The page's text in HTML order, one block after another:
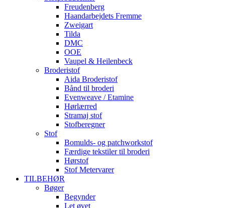
Freudenberg
Haandarbejdets Fremme
Zweigart
Tilda
DMC
OOE
Vaupel & Heilenbeck
Broderistof
Aida Broderistof
Bånd til broderi
Evenweave / Etamine
Hørlærred
Stramaj stof
Stofberegner
Stof
Bomulds- og patchworkstof
Færdige tekstiler til broderi
Hørstof
Stof Metervarer
TILBEHØR
Bøger
Begynder
Let øvet